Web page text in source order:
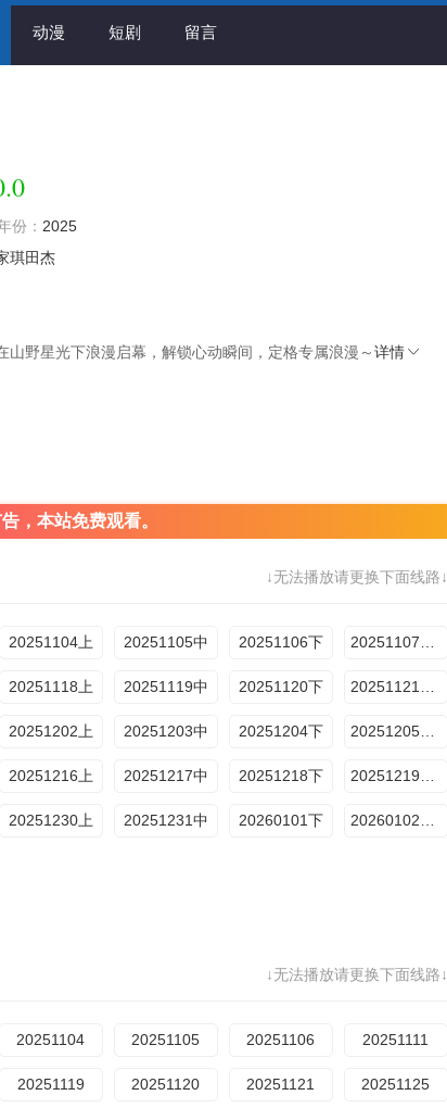
动漫 短剧 留言
份： 2025
琪田杰
山野星光下浪漫启幕，解锁心动瞬间，定格专属浪漫～详情
，本站免费观看。
↓无法播放请更换下面线路↓
20251104上 20251105中 20251106下
20251118上 20251119中 20251120下
20251202上 20251203中 20251204下 20251205加更
20251216上 20251217中 20251218下
20251230上 20251231中 20260101下
↓无法播放请更换下面线路↓
20251104 20251105 20251106 20251111
20251119 20251120 20251121 20251125